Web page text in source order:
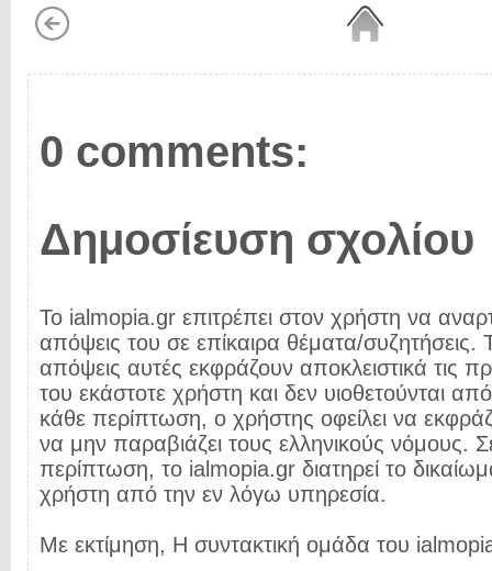
0 comments:
Δημοσίευση σχολίου
Το ialmopia.gr επιτρέπει στον χρήστη να
απόψεις του σε επίκαιρα θέματα/συζητήσεις.
απόψεις αυτές εκφράζουν αποκλειστικά τις
του εκάστοτε χρήστη και δεν υιοθετούνται
κάθε περίπτωση, ο χρήστης οφείλει να
να μην παραβιάζει τους ελληνικούς νόμους.
περίπτωση, το ialmopia.gr διατηρεί το
χρήστη από την εν λόγω υπηρεσία.
Με εκτίμηση, Η συντακτική ομάδα του